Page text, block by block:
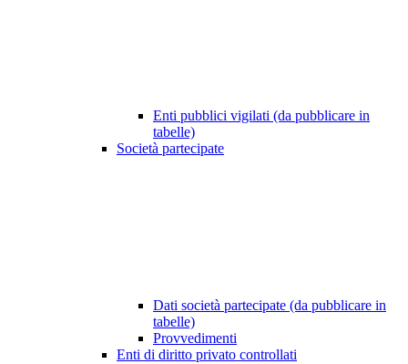
Enti pubblici vigilati (da pubblicare in
tabelle)
Società partecipate
Dati società partecipate (da pubblicare in
tabelle)
Provvedimenti
Enti di diritto privato controllati